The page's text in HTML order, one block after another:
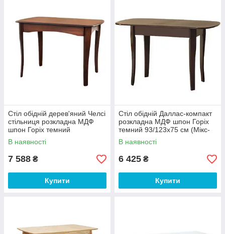
Стіл обідній дерев'яний Челсі
стільниця розкладна МДФ
шпон Горіх темний
108/140*73 см (Мікс-Мебель
ТМ)
В наявності
7 588 ₴
Купити
Стіл обідній Даллас-компакт
розкладна МДФ шпон Горіх
темний 93/123х75 см (Мікс-
Мебель ТМ)
В наявності
6 425 ₴
Купити